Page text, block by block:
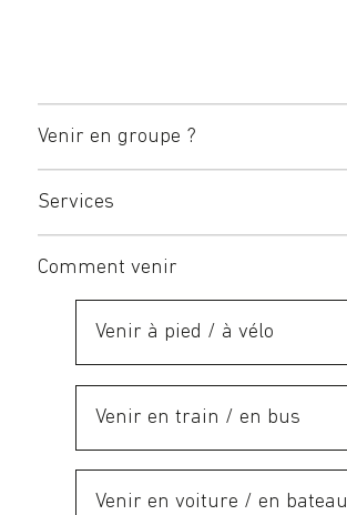
Venir en groupe ?
Services
Comment venir
Venir à pied / à vélo
Venir en train / en bus
Venir en voiture / en bateau